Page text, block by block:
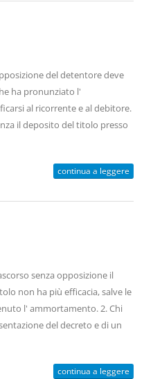
del detentore deve
ha pronunziato l'
al ricorrente e al debitore.
il deposito del titolo presso
continua a leggere
senza opposizione il
non ha più efficacia, salve le
l' ammortamento. 2. Chi
del decreto e di un
continua a leggere